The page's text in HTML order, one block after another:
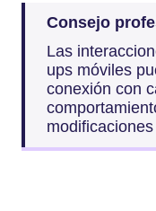
Consejo
Las
ups móviles
conexión con